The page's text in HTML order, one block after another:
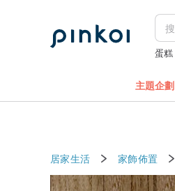
蛋糕
主題企劃
居家生活 家飾佈置